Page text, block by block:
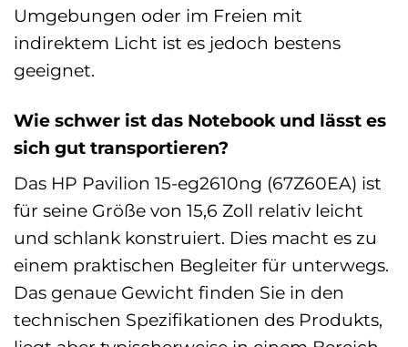
Umgebungen oder im Freien mit
indirektem Licht ist es jedoch bestens
geeignet.
Wie schwer ist das Notebook und lässt es
sich gut transportieren?
Das HP Pavilion 15-eg2610ng (67Z60EA) ist
für seine Größe von 15,6 Zoll relativ leicht
und schlank konstruiert. Dies macht es zu
einem praktischen Begleiter für unterwegs.
Das genaue Gewicht finden Sie in den
technischen Spezifikationen des Produkts,